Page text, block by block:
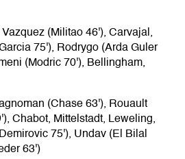
(Militao 46'), Carvajal,
75'), Rodrygo (Arda Guler
(Modric 70'), Bellingham,
(Chase 63'), Rouault
Chabot, Mittelstadt, Leweling,
75'), Undav (El Bilal
63')